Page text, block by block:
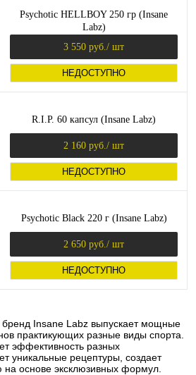
Psychotic HELLBOY 250 гр (Insane
Labz)
3 550 руб. / шт
НЕДОСТУПНО
R.I.P. 60 капсул (Insane Labz)
2 160 руб. / шт
НЕДОСТУПНО
Psychotic Black 220 г (Insane Labz)
2 650 руб. / шт
НЕДОСТУПНО
Insane Labz выпускает мощные
практикующих разные виды спорта.
эффективность разных
уникальные рецептуры, создает
основе эксклюзивных формул.